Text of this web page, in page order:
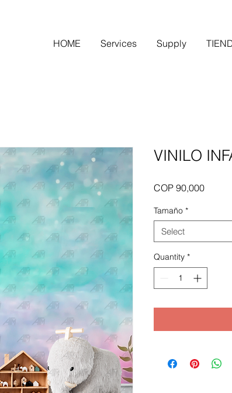
HOME Services Supply
VINILO
COP 90,000Price
Tamaño *
Select
Quantity *